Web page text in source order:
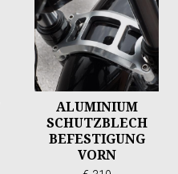
ALUMINIUM
SCHUTZBLECH
BEFESTIGUNG
VORN